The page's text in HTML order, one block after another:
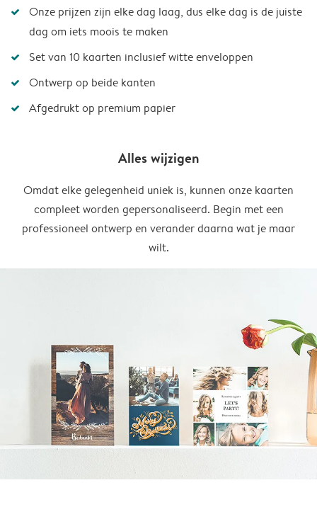
Onze prijzen zijn elke dag laag, dus elke dag is de juiste
dag om iets moois te maken
Set van 10 kaarten inclusief witte enveloppen
Ontwerp op beide kanten
Afgedrukt op premium papier
Alles wijzigen
Omdat elke gelegenheid uniek is, kunnen onze kaarten
compleet worden gepersonaliseerd. Begin met een
professioneel ontwerp en verander daarna wat je maar
wilt.